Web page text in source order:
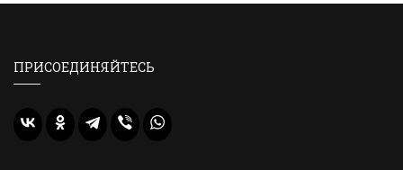
ПРИСОЕДИНЯЙТЕСЬ